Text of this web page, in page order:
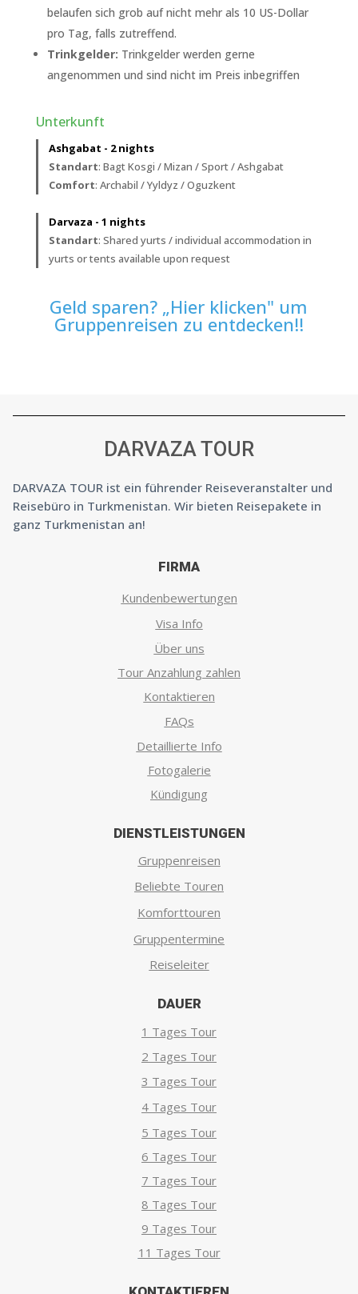
belaufen sich grob auf nicht mehr als 10 US-Dollar
pro Tag, falls zutreffend.
Trinkgelder: Trinkgelder werden gerne
angenommen und sind nicht im Preis inbegriffen
Unterkunft
Ashgabat - 2 nights
Standart: Bagt Kosgi / Mizan / Sport / Ashgabat
Comfort: Archabil / Yyldyz / Oguzkent
Darvaza - 1 nights
Standart: Shared yurts / individual accommodation in
yurts or tents available upon request
Geld sparen? „Hier klicken" um
Gruppenreisen zu entdecken!!
DARVAZA TOUR
DARVAZA TOUR ist ein führender Reiseveranstalter und
Reisebüro in Turkmenistan. Wir bieten Reisepakete in
ganz Turkmenistan an!
FIRMA
Kundenbewertungen
Visa Info
Über uns
Tour Anzahlung zahlen
Kontaktieren
FAQs
Detaillierte Info
Fotogalerie
Kündigung
DIENSTLEISTUNGEN
Gruppenreisen
Beliebte Touren
Komforttouren
Gruppentermine
Reiseleiter
DAUER
1 Tages Tour
2 Tages Tour
3 Tages Tour
4 Tages Tour
5 Tages Tour
6 Tages Tour
7 Tages Tour
8 Tages Tour
9 Tages Tour
11 Tages Tour